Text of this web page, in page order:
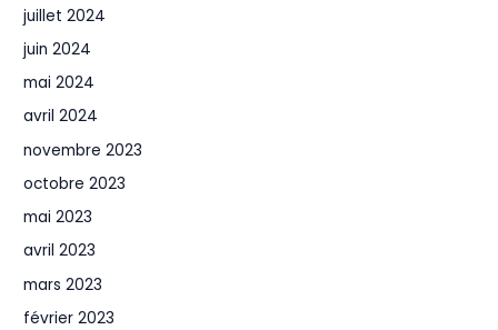
juillet 2024
juin 2024
mai 2024
avril 2024
novembre 2023
octobre 2023
mai 2023
avril 2023
mars 2023
février 2023